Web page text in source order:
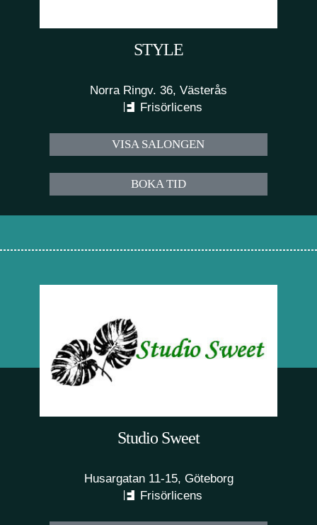
STYLE
Norra Ringv. 36, Västerås
Frisörlicens
VISA SALONGEN
BOKA TID
Studio Sweet
Husargatan 11-15, Göteborg
Frisörlicens